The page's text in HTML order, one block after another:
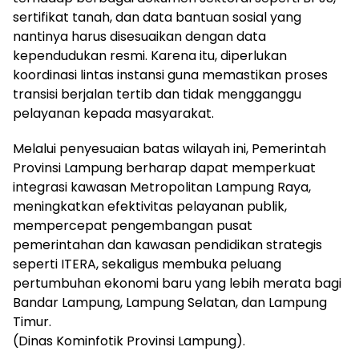
sertifikat tanah, dan data bantuan sosial yang
nantinya harus disesuaikan dengan data
kependudukan resmi. Karena itu, diperlukan
koordinasi lintas instansi guna memastikan proses
transisi berjalan tertib dan tidak mengganggu
pelayanan kepada masyarakat.
Melalui penyesuaian batas wilayah ini, Pemerintah
Provinsi Lampung berharap dapat memperkuat
integrasi kawasan Metropolitan Lampung Raya,
meningkatkan efektivitas pelayanan publik,
mempercepat pengembangan pusat
pemerintahan dan kawasan pendidikan strategis
seperti ITERA, sekaligus membuka peluang
pertumbuhan ekonomi baru yang lebih merata bagi
Bandar Lampung, Lampung Selatan, dan Lampung
Timur.
(Dinas Kominfotik Provinsi Lampung).